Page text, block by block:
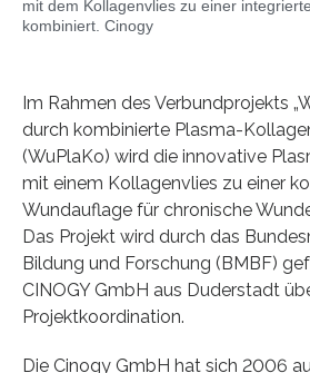
mit dem Kollagenvlies zu einer
kombiniert. Cinogy
Im Rahmen des Verbundprojekts
durch kombinierte Plasma-
(WuPlaKo) wird die innovative
mit einem Kollagenvlies zu einer
Wundauflage für chronische
Das Projekt wird durch das
Bildung und Forschung (BMBF)
CINOGY GmbH aus Duderstadt
Projektkoordination.
Die Cinogy GmbH hat sich 2006